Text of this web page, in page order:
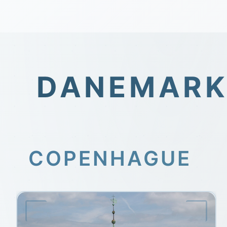
COPENHAGUE